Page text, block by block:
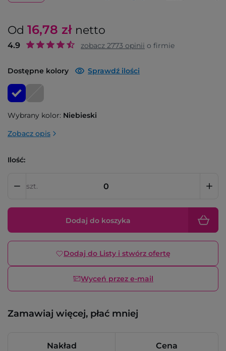
Od 16,78 zł netto
4.9 zobacz 2773 opinii o firmie
Dostępne kolory Sprawdź ilości
Wybrany kolor: Niebieski
Zobacz opis
Ilość:
szt.
Dodaj do koszyka
Dodaj do Listy i stwórz ofertę
Wyceń przez e-mail
Zamawiaj więcej, płać mniej
Nakład Cena